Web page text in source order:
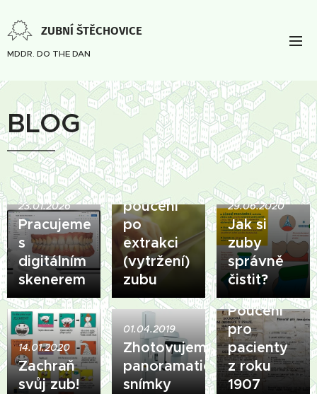
ZUBNÍ ŠTĚCHOVICE
MDDR. DO THE DAN
BLOG
23.01.2026
Pracujeme
s
digitálním
skenerem
30.06.2020
DESATERO:
poučení
po
extrakci
(vytržení)
zubu
29.06.2020
Jak si
zuby
správně
čistit?
14.01.2020
Zachraň
svůj zub!
01.04.2019
Zhotovujeme
panoramatické
snímky
Poučení
pro
pacienty
z roku
1907